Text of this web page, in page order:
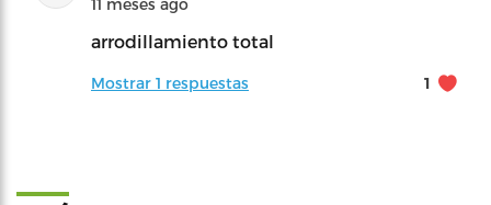
11 meses ago
arrodillamiento total
Mostrar 1 respuestas 1